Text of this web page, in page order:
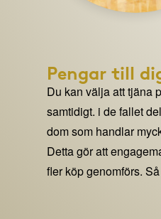
Pengar till
Du kan välja att tjäna
samtidigt. i de fallet
dom som handlar
Detta gör att
fler köp genomförs.